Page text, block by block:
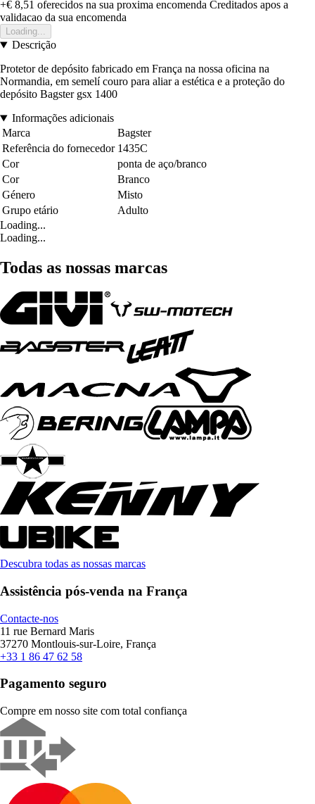
+€ 8,51 oferecidos na sua proxima encomenda Creditados apos a
validacao da sua encomenda
Loading...
Descrição
Protetor de depósito fabricado em França na nossa oficina na
Normandia, em semelí couro para aliar a estética e a proteção do
depósito Bagster gsx 1400
Informações adicionais
Marca
Bagster
Referência do fornecedor 1435C
Cor
ponta de aço/branco
Cor
Branco
Género
Misto
Grupo etário
Adulto
Loading...
Loading...
Todas as nossas marcas
Descubra todas as nossas marcas
Assistência pós-venda na França
Contacte-nos
11 rue Bernard Maris
37270 Montlouis-sur-Loire, França
+33 1 86 47 62 58
Pagamento seguro
Compre em nosso site com total confiança